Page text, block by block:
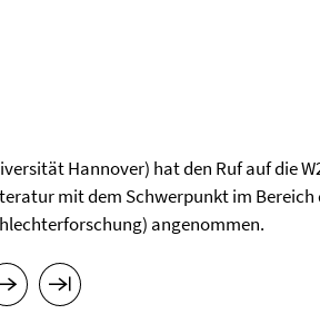
Hannover) hat den Ruf auf die
mit dem Schwerpunkt im
angenommen.